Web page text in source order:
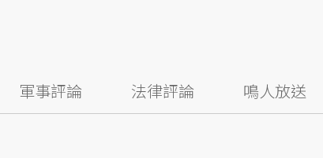
軍事評論 法律評論 鳴人放送